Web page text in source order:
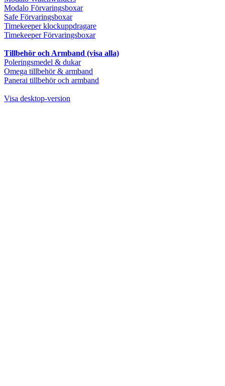
Modalo Förvaringsboxar
Safe Förvaringsboxar
Timekeeper klockuppdragare
Timekeeper Förvaringsboxar
Tillbehör och Armband (visa alla)
Poleringsmedel & dukar
Omega tillbehör & armband
Panerai tillbehör och armband
Visa desktop-version